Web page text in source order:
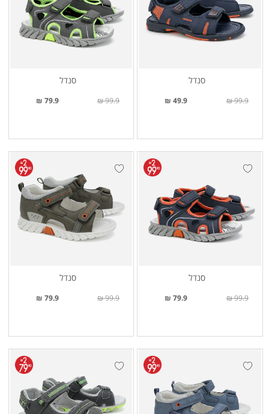
סנדל
49.9 ₪ 99.9 ₪
סנדל
79.9 ₪ 99.9 ₪
סנדל
79.9 ₪ 99.9 ₪
סנדל
79.9 ₪ 99.9 ₪